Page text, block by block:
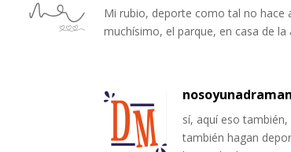
Mi rubio, deporte como tal no hace
muchísimo, el parque, en casa de
sí, aquí eso
también hagan